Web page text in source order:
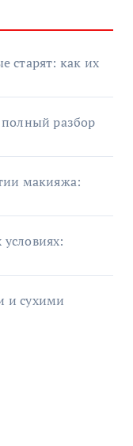
старят: как их
разбор
макияжа:
и сухими